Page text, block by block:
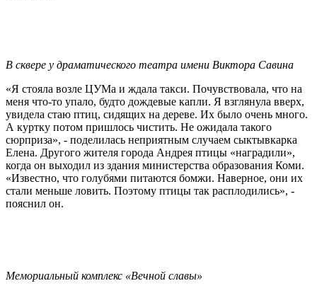
В сквере у драматического театра имени Виктора Савина
«Я стояла возле ЦУМа и ждала такси. Почувствовала, что на
меня что-то упало, будто дождевые капли. Я взглянула вверх,
увидела стаю птиц, сидящих на дереве. Их было очень много.
А куртку потом пришлось чистить. Не ожидала такого
сюрприза», - поделилась неприятным случаем сыктывкарка
Елена. Другого жителя города Андрея птицы «наградили»,
когда он выходил из здания министерства образования Коми.
«Известно, что голубями питаются бомжи. Наверное, они их
стали меньше ловить. Поэтому птицы так расплодились», -
пояснил он.
Мемориальный комплекс «Вечной славы»